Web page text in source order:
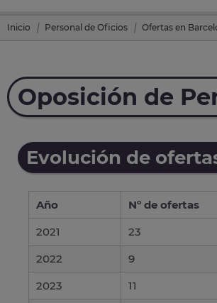
Inicio Personal de Oficios Ofertas en
Oposición de
Evolución de
Año Nº de ofertas
2021
23
2022
9
2023
11